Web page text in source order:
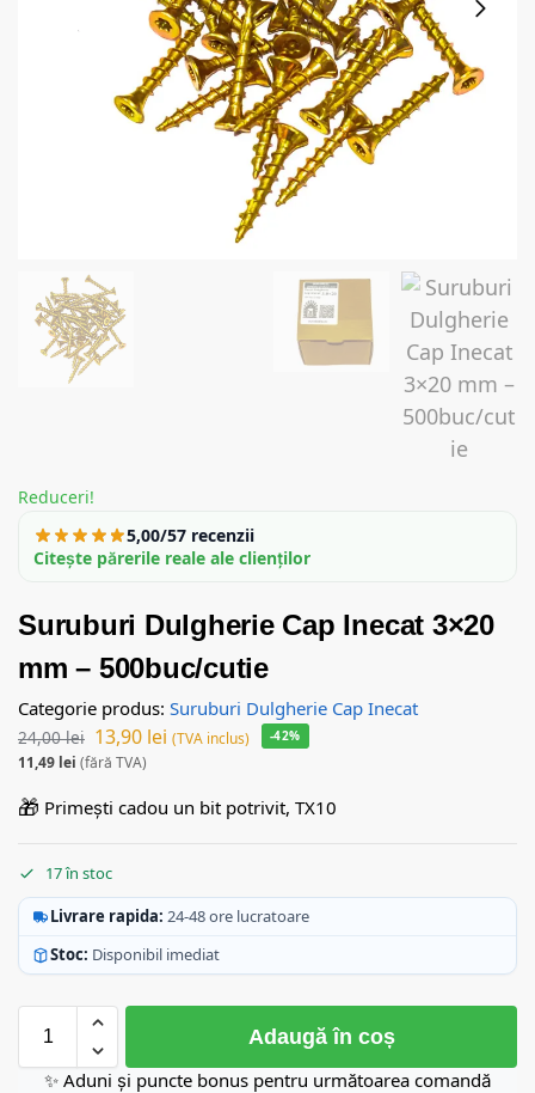
Reduceri!
5,00/57 recenzii
Citește părerile reale ale clienților
Suruburi Dulgherie Cap Inecat 3×20
mm – 500buc/cutie
Categorie produs: Suruburi Dulgherie Cap Inecat
24,00lei 13,90 lei (TVA inclus)
11,49 lei (fără TVA)
-42%
🎁 Primești cadou un bit potrivit, TX10
17 în stoc
Livrare rapida: 24-48 ore lucratoare
Stoc: Disponibil imediat
Adaugă în coș
✨ Aduni și puncte bonus pentru următoarea comandă